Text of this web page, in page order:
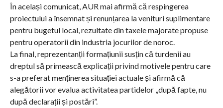
În același comunicat, AUR mai afirmă că respingerea
proiectului a însemnat și renunțarea la venituri suplimentare
pentru bugetul local, rezultate din taxele majorate propuse
pentru operatorii din industria jocurilor de noroc.
La final, reprezentanții formațiunii susțin că turdenii au
dreptul să primească explicații privind motivele pentru care
s-a preferat menținerea situației actuale și afirmă că
alegătorii vor evalua activitatea partidelor „după fapte, nu
după declarații și postări”.